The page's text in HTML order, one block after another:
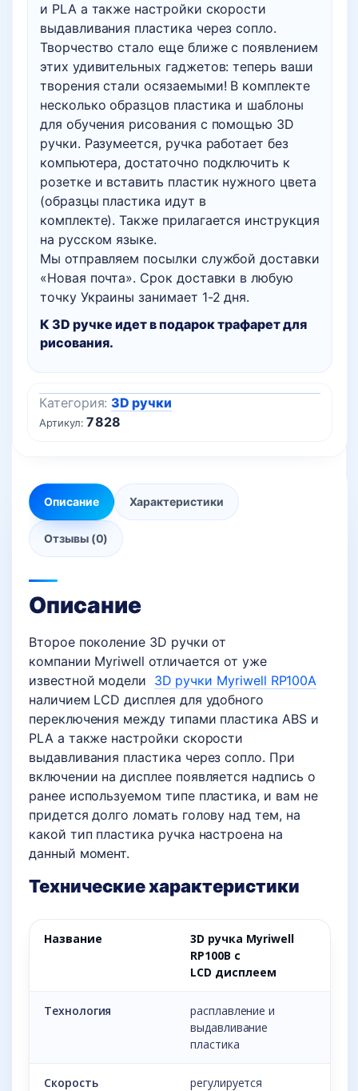
и PLA а также настройки скорости
выдавливания пластика через сопло.
Творчество стало еще ближе с появлением
этих удивительных гаджетов: теперь ваши
творения стали осязаемыми! В комплекте
несколько образцов пластика и шаблоны
для обучения рисования с помощью 3D
ручки. Разумеется, ручка работает без
компьютера, достаточно подключить к
розетке и вставить пластик нужного цвета
(образцы пластика идут в
комплекте). Также прилагается инструкция
на русском языке.
Мы отправляем посылки службой доставки
«Новая почта». Срок доставки в любую
точку Украины занимает 1-2 дня.
К 3D ручке идет в подарок трафарет для
рисования.
Артикул:7828
Категория: 3D ручки
Описание Характеристики
Отзывы (0)
Описание
Второе поколение 3D ручки от
компании Myriwell отличается от уже
известной модели 3D ручки Myriwell RP100A
наличием LCD дисплея для удобного
переключения между типами пластика ABS и
PLA а также настройки скорости
выдавливания пластика через сопло. При
включении на дисплее появляется надпись о
ранее используемом типе пластика, и вам не
придется долго ломать голову над тем, на
какой тип пластика ручка настроена на
данный момент.
Технические характеристики
Название
3D ручка Myriwell
RP100B с
LCD дисплеем
Технология
расплавление и
выдавливание
пластика
Скорость
регулируется